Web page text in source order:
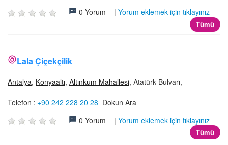
0 Yorum | Yorum eklemek için tıklayınız
Tümü
Lala Çiçekçilik
Antalya, Konyaaltı, Altınkum Mahallesi, Atatürk Bulvarı,
Telefon : +90 242 228 20 28 Dokun Ara
0 Yorum | Yorum eklemek için tıklayınız
Tümü